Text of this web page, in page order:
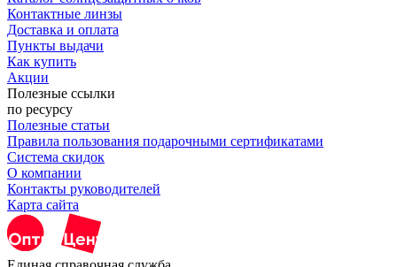
Контактные линзы
Доставка и оплата
Пункты выдачи
Как купить
Акции
Полезные ссылки
по ресурсу
Полезные статьи
Правила пользования подарочными сертификатами
Система скидок
О компании
Контакты руководителей
Карта сайта